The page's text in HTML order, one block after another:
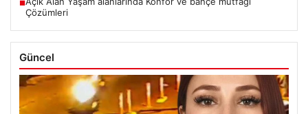
■
Çözümleri
Güncel